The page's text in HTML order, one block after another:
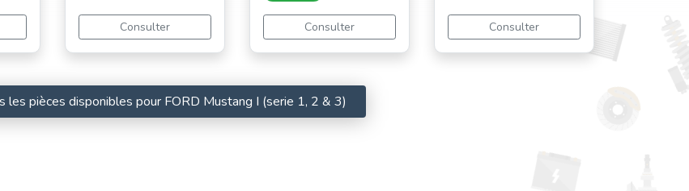
Consulter Consulter Consulter
les pièces disponibles pour FORD Mustang I (serie 1, 2 & 3)